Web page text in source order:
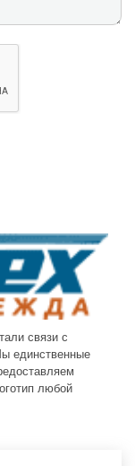
связи с
единственные
любой